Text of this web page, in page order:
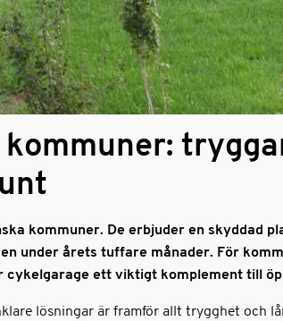
kommuner. De erbjuder en skyddad
under årets tuffare månader. För
cykelgarage ett viktigt komplement till
lösningar är framför allt trygghet och